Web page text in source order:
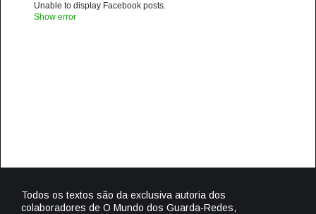
Unable to display Facebook posts.
Show error
Todos os textos são da exclusiva autoria dos
colaboradores de O Mundo dos Guarda-Redes,